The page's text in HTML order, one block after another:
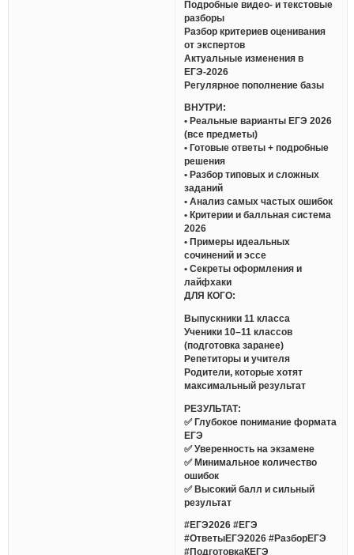
Подробные видео- и текстовые
разборы
Разбор критериев оценивания
от экспертов
Актуальные изменения в
ЕГЭ-2026
Регулярное пополнение базы
ВНУТРИ:
• Реальные варианты ЕГЭ 2026
(все предметы)
• Готовые ответы + подробные
решения
• Разбор типовых и сложных
заданий
• Анализ самых частых ошибок
• Критерии и балльная система
2026
• Примеры идеальных
сочинений и эссе
• Секреты оформления и
лайфхаки
ДЛЯ КОГО:
Выпускники 11 класса
Ученики 10–11 классов
(подготовка заранее)
Репетиторы и учителя
Родители, которые хотят
максимальный результат
РЕЗУЛЬТАТ:
✅ Глубокое понимание формата
ЕГЭ
✅ Уверенность на экзамене
✅ Минимальное количество
ошибок
✅ Высокий балл и сильный
результат
#ЕГЭ2026 #ЕГЭ
#ОтветыЕГЭ2026 #РазборЕГЭ
#ПодготовкаКЕГЭ